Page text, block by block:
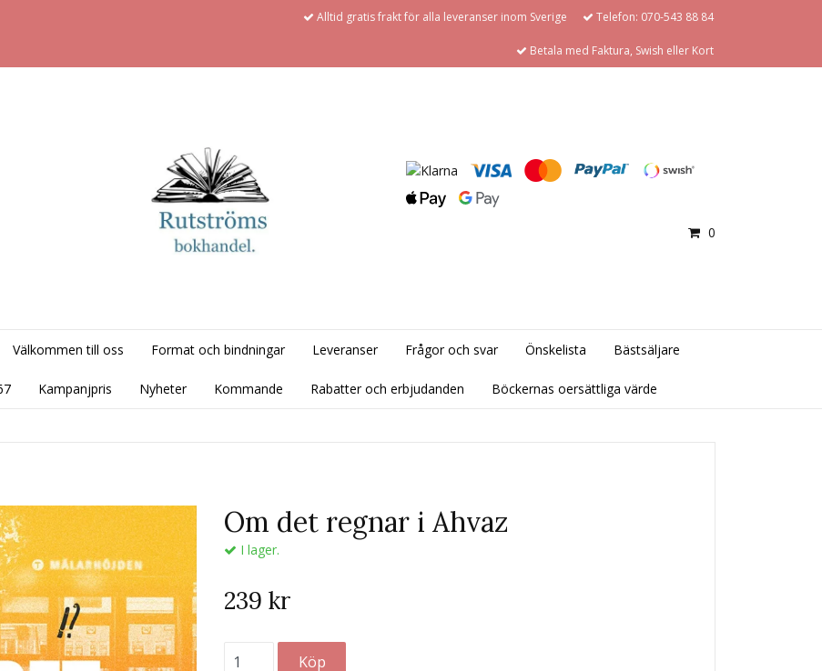
Alltid gratis frakt för alla leveranser inom Sverige Telefon: 070-543 88 84
Betala med Faktura, Swish eller Kort
0
Välkommen till oss Format och bindningar Leveranser Frågor och svar Önskelista Bästsäljare
Kampanjpris Nyheter Kommande Rabatter och erbjudanden Böckernas oersättliga värde
Om det regnar i Ahvaz
I lager.
239 kr